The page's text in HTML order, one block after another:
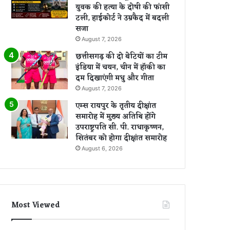
युवक की हत्या के दोषी की फांसी
टली, हाईकोर्ट ने उम्रकैद में बदली
सजा
August 7, 2026
छत्तीसगढ़ की दो बेटियों का टीम
इंडिया में चयन, चीन में हॉकी का
दम दिखाएंगी मधु और गीता
August 7, 2026
एम्स रायपुर के तृतीय दीक्षांत
समारोह में मुख्य अतिथि होंगे
उपराष्ट्रपति सी. पी. राधाकृष्णन,
सितंबर को होगा दीक्षांत समारोह
August 6, 2026
Most Viewed